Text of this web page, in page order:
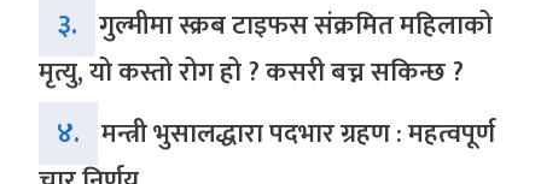
३. गुल्मीमा स्क्रब टाइफस संक्रमित महिलाको
मृत्यु, यो कस्तो रोग हो ? कसरी बच्न सकिन्छ ?
४. मन्त्री भुसालद्धारा पदभार ग्रहण : महत्वपूर्ण